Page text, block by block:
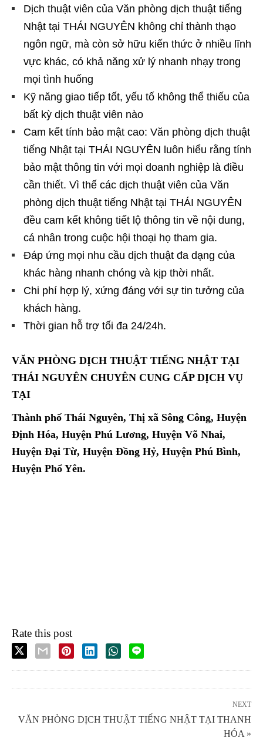
Dịch thuật viên của Văn phòng dịch thuật tiếng
Nhật tại THÁI NGUYÊN không chỉ thành thạo
ngôn ngữ, mà còn sở hữu kiến thức ở nhiều lĩnh
vực khác, có khả năng xử lý nhanh nhạy trong
mọi tình huống
Kỹ năng giao tiếp tốt, yếu tố không thể thiếu của
bất kỳ dịch thuật viên nào
Cam kết tính bảo mật cao: Văn phòng dịch thuật
tiếng Nhật tại THÁI NGUYÊN luôn hiểu rằng tính
bảo mật thông tin với mọi doanh nghiệp là điều
cần thiết. Vì thế các dịch thuật viên của Văn
phòng dịch thuật tiếng Nhật tại THÁI NGUYÊN
đều cam kết không tiết lộ thông tin về nội dung,
cá nhân trong cuộc hội thoại họ tham gia.
Đáp ứng mọi nhu cầu dịch thuật đa dạng của
khác hàng nhanh chóng và kịp thời nhất.
Chi phí hợp lý, xứng đáng với sự tin tưởng của
khách hàng.
Thời gian hỗ trợ tối đa 24/24h.
VĂN PHÒNG DỊCH THUẬT TIẾNG NHẬT TẠI
THÁI NGUYÊN CHUYÊN CUNG CẤP DỊCH VỤ
TẠI
Thành phố Thái Nguyên, Thị xã Sông Công, Huyện
Định Hóa, Huyện Phú Lương, Huyện Võ Nhai,
Huyện Đại Từ, Huyện Đồng Hỷ, Huyện Phú Bình,
Huyện Phổ Yên.
Rate this post
NEXT
VĂN PHÒNG DỊCH THUẬT TIẾNG NHẬT TẠI THANH
HÓA »